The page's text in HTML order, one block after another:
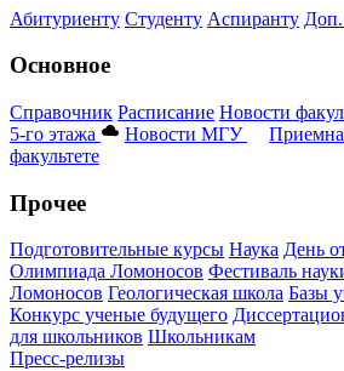
Абитуриенту Студенту Аспиранту Доп.
Основное
Справочник Расписание Новости
5-го этажа
Новости МГУ
факультете
Прочее
Подготовительные курсы Наука День
Олимпиада Ломоносов Фестиваль
Ломоносов Геологическая школа Базы
Конкурс ученые будущего
для школьников Школьникам
Пресс-релизы